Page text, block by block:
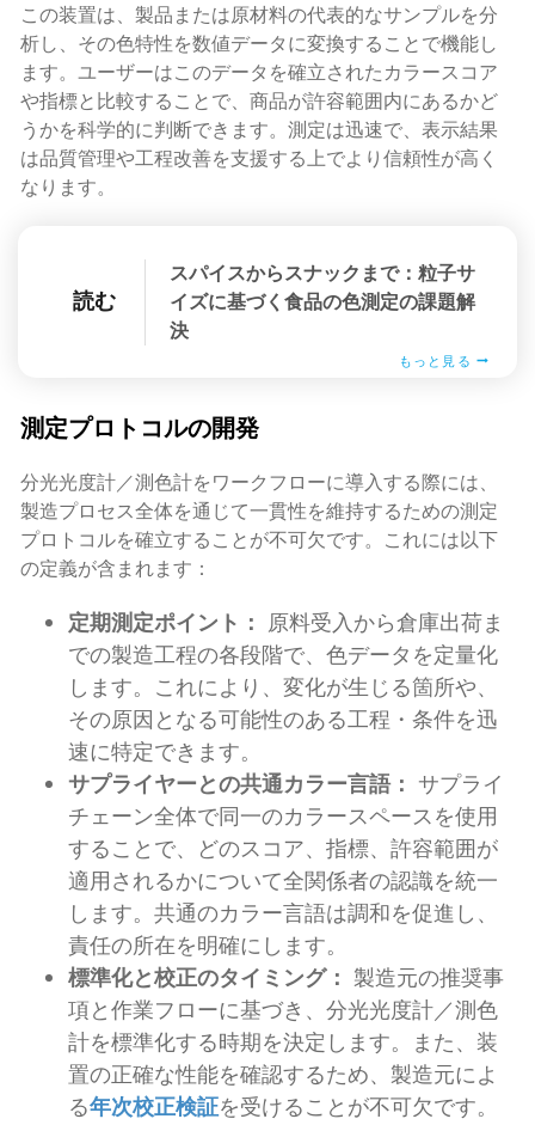
この装置は、製品または原材料の代表的なサンプルを分
析し、その色特性を数値データに変換することで機能し
ます。ユーザーはこのデータを確立されたカラースコア
や指標と比較することで、商品が許容範囲内にあるかど
うかを科学的に判断できます。測定は迅速で、表示結果
は品質管理や工程改善を支援する上でより信頼性が高く
なります。
読む
スパイスからスナックまで：粒子サ
イズに基づく食品の色測定の課題解
決
もっと見る
測定プロトコルの開発
分光光度計／測色計をワークフローに導入する際には、
製造プロセス全体を通じて一貫性を維持するための測定
プロトコルを確立することが不可欠です。これには以下
の定義が含まれます：
定期測定ポイント： 原料受入から倉庫出荷ま
での製造工程の各段階で、色データを定量化
します。これにより、変化が生じる箇所や、
その原因となる可能性のある工程・条件を迅
速に特定できます。
サプライヤーとの共通カラー言語： サプライ
チェーン全体で同一のカラースペースを使用
することで、どのスコア、指標、許容範囲が
適用されるかについて全関係者の認識を統一
します。共通のカラー言語は調和を促進し、
責任の所在を明確にします。
標準化と校正のタイミング： 製造元の推奨事
項と作業フローに基づき、分光光度計／測色
計を標準化する時期を決定します。また、装
置の正確な性能を確認するため、製造元によ
る年次校正検証を受けることが不可欠です。